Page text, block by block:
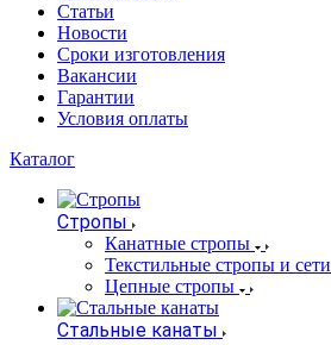
Статьи
Новости
Сроки изготовления
Вакансии
Гарантии
Условия оплаты
Каталог
Стропы
Канатные стропы
Текстильные стропы и сети
Цепные стропы
Стальные канаты